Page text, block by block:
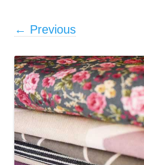
← Previous